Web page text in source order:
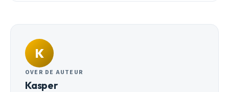
K
OVER DE AUTEUR
Kasper